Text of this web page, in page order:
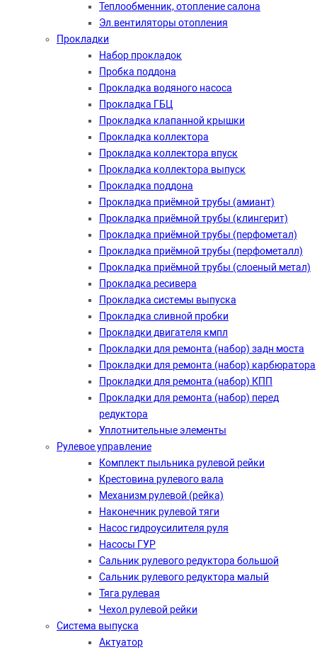
Теплообменник, отопление салона
Эл.вентиляторы отопления
Прокладки
Набор прокладок
Пробка поддона
Прокладка водяного насоса
Прокладка ГБЦ
Прокладка клапанной крышки
Прокладка коллектора
Прокладка коллектора впуск
Прокладка коллектора выпуск
Прокладка поддона
Прокладка приёмной трубы (амиант)
Прокладка приёмной трубы (клингерит)
Прокладка приёмной трубы (перфометал)
Прокладка приёмной трубы (перфометалл)
Прокладка приёмной трубы (слоеный метал)
Прокладка ресивера
Прокладка системы выпуска
Прокладка сливной пробки
Прокладки двигателя кмпл
Прокладки для ремонта (набор) задн моста
Прокладки для ремонта (набор) карбюратора
Прокладки для ремонта (набор) КПП
Прокладки для ремонта (набор) перед
редуктора
Уплотнительные элементы
Рулевое управление
Комплект пыльника рулевой рейки
Крестовина рулевого вала
Механизм рулевой (рейка)
Наконечник рулевой тяги
Насос гидроусилителя руля
Насосы ГУР
Сальник рулевого редуктора большой
Сальник рулевого редуктора малый
Тяга рулевая
Чехол рулевой рейки
Система выпуска
Актуатор